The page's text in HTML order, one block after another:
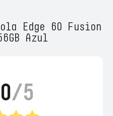
Edge 60 Fusion
Azul
/5